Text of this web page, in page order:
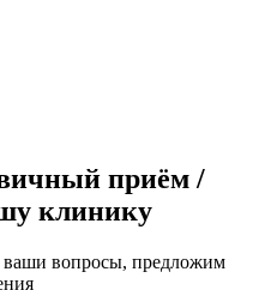
приём /
клинику
ваши вопросы, предложим